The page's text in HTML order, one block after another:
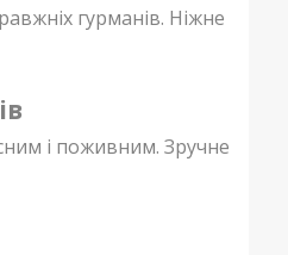
гурманів. Ніжне
і поживним. Зручне